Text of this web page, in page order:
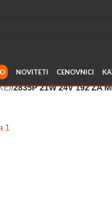
NOVITETI CENOVNICI
/ 2835P 21W 24V 192 ZA